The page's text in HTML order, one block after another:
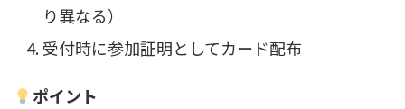
り異なる）
受付時に参加証明としてカード配布
ポイント